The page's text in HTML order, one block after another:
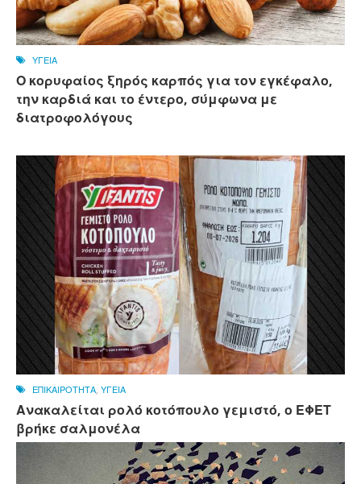
ΥΓΕΙΑ
Ο κορυφαίος ξηρός καρπός για τον εγκέφαλο,
την καρδιά και το έντερο, σύμφωνα με
διατροφολόγους
ΕΠΙΚΑΙΡΟΤΗΤΑ, ΥΓΕΙΑ
Ανακαλείται ρολό κοτόπουλο γεμιστό, ο ΕΦΕΤ
βρήκε σαλμονέλα